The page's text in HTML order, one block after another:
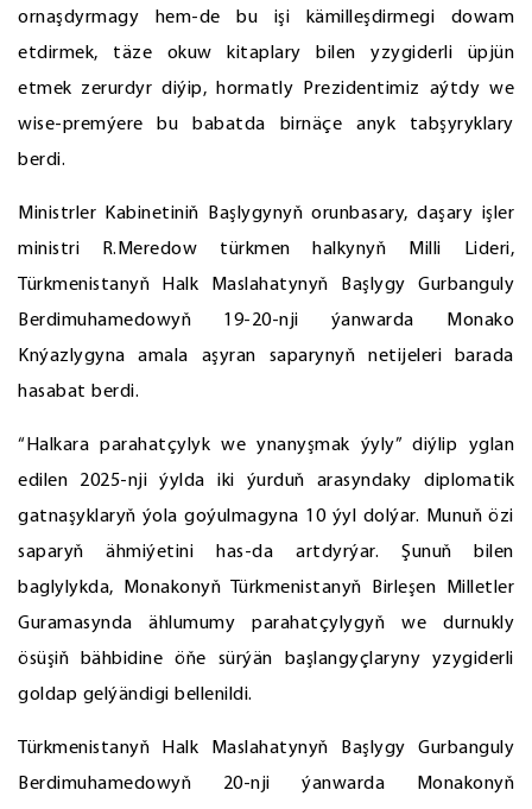
ornaşdyrmagy hem-de bu işi kämilleşdirmegi dowam
etdirmek, täze okuw kitaplary bilen yzygiderli üpjün
etmek zerurdyr diýip, hormatly Prezidentimiz aýtdy we
wise-premýere bu babatda birnäçe anyk tabşyryklary
berdi.
Ministrler Kabinetiniň Başlygynyň orunbasary, daşary işler
ministri R.Meredow türkmen halkynyň Milli Lideri,
Türkmenistanyň Halk Maslahatynyň Başlygy Gurbanguly
Berdimuhamedowyň 19-20-nji ýanwarda Monako
Knýazlygyna amala aşyran saparynyň netijeleri barada
hasabat berdi.
“Halkara parahatçylyk we ynanyşmak ýyly” diýlip yglan
edilen 2025-nji ýylda iki ýurduň arasyndaky diplomatik
gatnaşyklaryň ýola goýulmagyna 10 ýyl dolýar. Munuň özi
saparyň ähmiýetini has-da artdyrýar. Şunuň bilen
baglylykda, Monakonyň Türkmenistanyň Birleşen Milletler
Guramasynda ählumumy parahatçylygyň we durnukly
ösüşiň bähbidine öňe sürýän başlangyçlaryny yzygiderli
goldap gelýändigi bellenildi.
Türkmenistanyň Halk Maslahatynyň Başlygy Gurbanguly
Berdimuhamedowyň 20-nji ýanwarda Monakonyň